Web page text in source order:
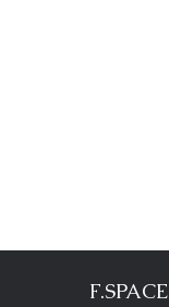
​F.SPACE